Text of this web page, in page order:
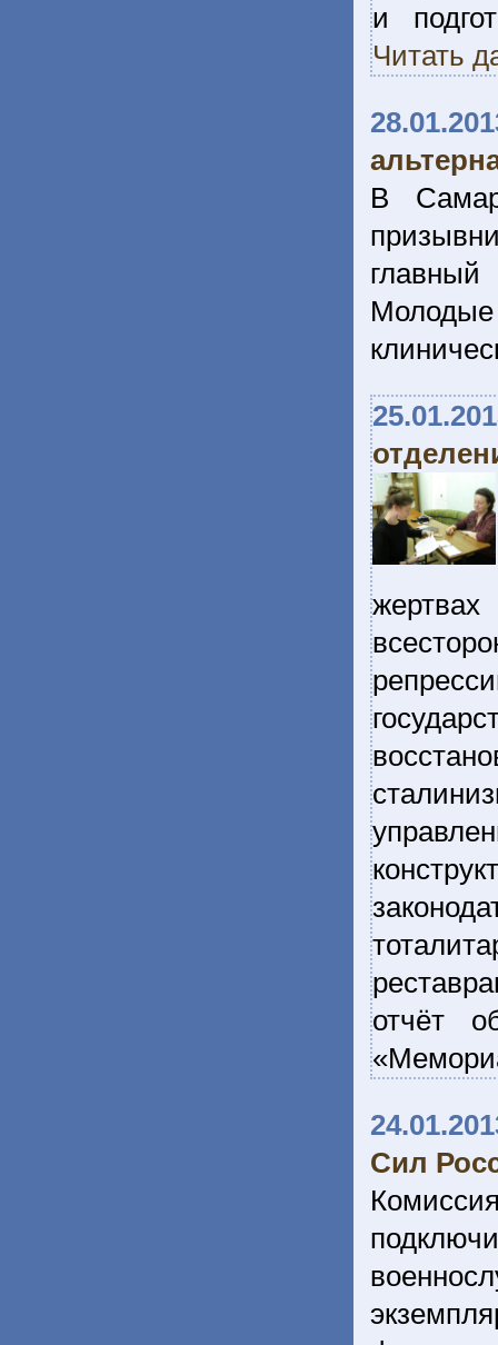
и
Читать
В
отчёт
Сил